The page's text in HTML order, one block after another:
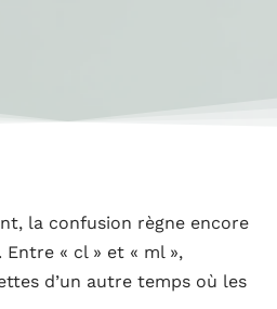
la confusion règne encore
« cl » et « ml »,
d’un autre temps où les